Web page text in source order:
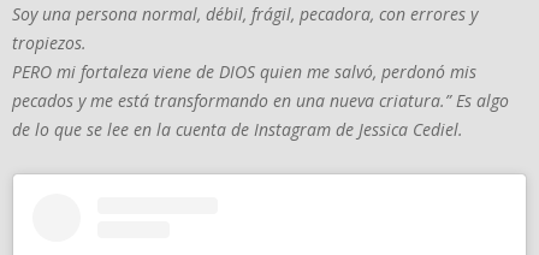
Soy una persona normal, débil, frágil, pecadora, con errores y
tropiezos.
PERO mi fortaleza viene de DIOS quien me salvó, perdonó mis
pecados y me está transformando en una nueva criatura.” Es algo
de lo que se lee en la cuenta de Instagram de Jessica Cediel.